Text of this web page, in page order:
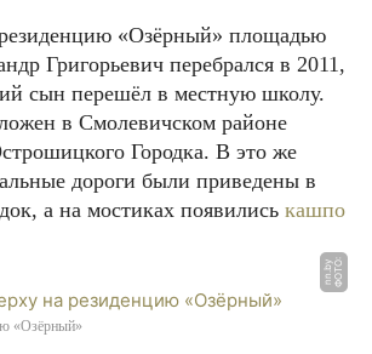
«Озёрный» площадью
Григорьевич перебрался в 2011,
сын перешёл в местную школу.
в Смолевичском районе
Городка. В это же
дороги были приведены в
а на мостиках появились кашпо
Ф
О
Т
О:
n
n.
b
y
«Озёрный»